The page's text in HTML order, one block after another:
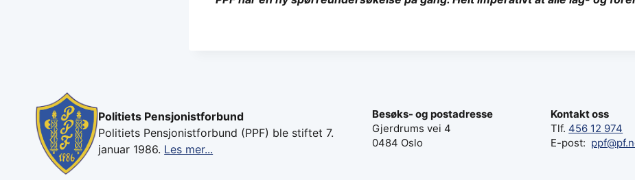
Politiets Pensjonistforbund
Politiets Pensjonistforbund (PPF) ble stiftet 7.
januar 1986. Les mer...
Besøks- og postadresse
Gjerdrums vei 4
0484 Oslo
Kontakt oss
Tlf.456 12 974
E-post: